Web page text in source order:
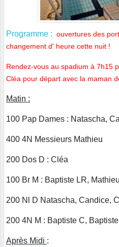
Programme : ouvertures des
changement d' heure cette nuit !
Rendez-vous au spadium à 7h15
Cléa pour départ avec la maman
Matin :
100 Pap Dames : Natascha,
400 4N Messieurs Mathieu
200 Dos D : Cléa
100 Br M : Baptiste LR, Mathieu
200 Nl D Natascha, Candice,
200 4N M : Baptiste C,
Après Midi :